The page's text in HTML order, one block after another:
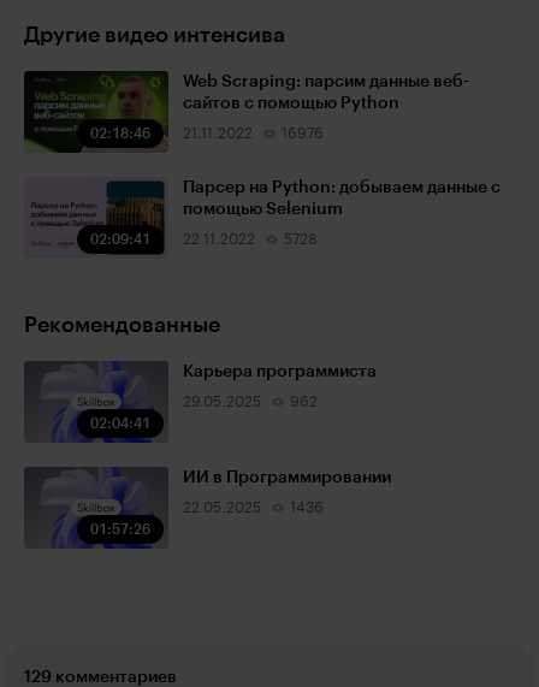
Другие видео интенсива
02:18:46
Web Scraping: парсим данные веб-
сайтов с помощью Python
21.11.2022 16976
02:09:41
Парсер на Python: добываем данные с
помощью Selenium
22.11.2022 5728
Рекомендованные
02:04:41
Карьера программиста
29.05.2025 962
01:57:26
ИИ в Программировании
22.05.2025 1436
129 комментариев